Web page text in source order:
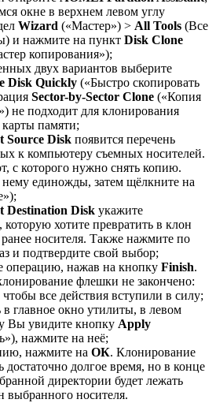
окне в верхнем левом углу
Wizard («Мастер») > All Tools (Все
и нажмите на пункт Disk Clone
копирования»);
двух вариантов выберите
Disk Quickly («Быстро скопировать
Sector-by-Sector Clone («Копия
не подходит для клонирования
памяти;
Source Disk появится перечень
к компьютеру съемных носителей.
с которого нужно снять копию.
единожды, затем щёлкните на
Destination Disk укажите
хотите превратить в клон
носителя. Также нажмите по
и подтвердите свой выбор;
операцию, нажав на кнопку Finish.
флешки не закончено:
все действия вступили в силу;
главное окно утилиты, в левом
Вы увидите кнопку Apply
нажмите на неё;
нажмите на ОК. Клонирование
достаточно долгое время, но в конце
директории будет лежать
выбранного носителя.